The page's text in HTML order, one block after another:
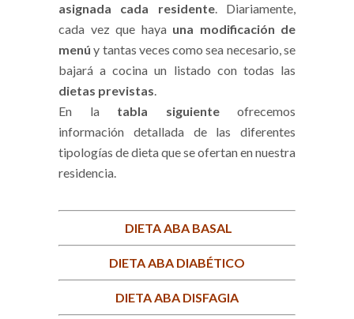
asignada cada residente. Diariamente,
cada vez que haya una modificación de
menú y tantas veces como sea necesario, se
bajará a cocina un listado con todas las
dietas previstas.
En la tabla siguienteofrecemos
información detallada de las diferentes
tipologías de dieta que se ofertan en nuestra
residencia.
DIETA ABA BASAL
DIETA ABA DIABÉTICO
DIETA ABA DISFAGIA